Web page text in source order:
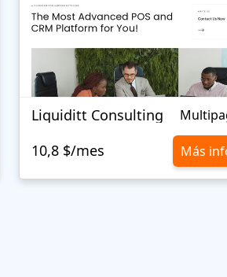
Liquiditt Consulting
10,8 $/mes Más